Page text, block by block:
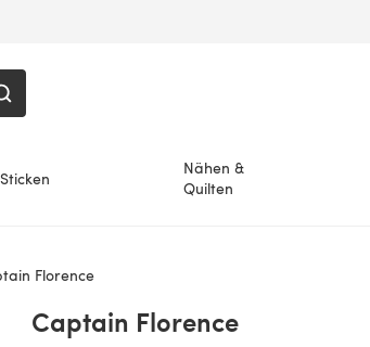
Sticken
Nähen &
Quilten
Florence
Captain Florence